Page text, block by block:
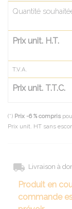
Quantité
Prix unit. H.T.
T.V.A.
Prix unit. T.T.C.
(*) Prix -6 % compris
Prix unit. HT sans
Livraison à
Produit en
commande